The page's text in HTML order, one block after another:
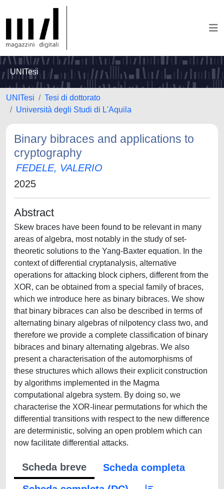
UNITesi
UNITesi
Tesi di dottorato
Università degli Studi di L'Aquila
Binary bibraces and applications to
cryptography
FEDELE, VALERIO
2025
Abstract
Skew braces have been found to be relevant in many
areas of algebra, most notably in the study of set-
theoretic solutions to the Yang-Baxter equation. In the
context of differential cryptanalysis, alternative
operations for attacking block ciphers, different from the
XOR, can be obtained from a special family of braces,
which we introduce here as binary bibraces. We show
that binary bibraces can also be described in terms of
alternating binary algebras of nilpotency class two, and
therefore we provide a complete classification of binary
bibraces and binary alternating algebras. We also
present a characterisation of the automorphisms of
these structures which allows their explicit construction
by algorithms implemented in the Magma
computational algebra system. By doing so, we
characterise the XOR-linear permutations for which the
differential transitions with respect to the new difference
are deterministic, solving an open problem which can
now facilitate differential attacks.
Scheda breve
Scheda completa